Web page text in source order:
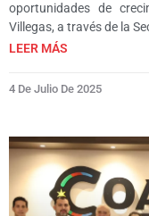
oportunidades de
Villegas, a través de la
LEER MÁS
4 De Julio De 2025